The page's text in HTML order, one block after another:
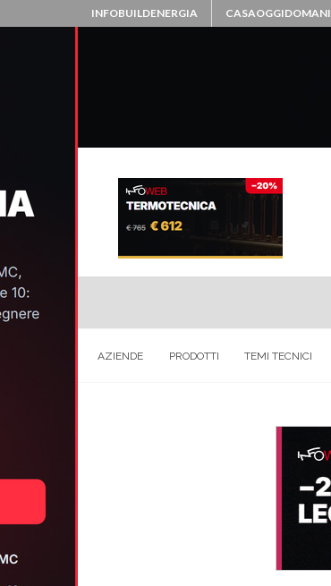
INFOBUILDENERGIA CASAOGGIDOMANI
AZIENDE PRODOTTI TEMI TECNICI